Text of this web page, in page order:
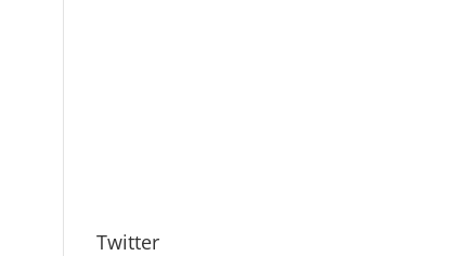
Twitter